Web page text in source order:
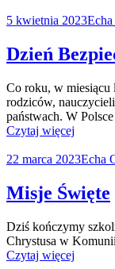
5 kwietnia 2023
Dzień
Co roku, w miesiącu
rodziców,
państwach. W
Czytaj więcej
22 marca 2023Echa
Misje Święte
Dziś kończymy
Chrystusa w
Czytaj więcej